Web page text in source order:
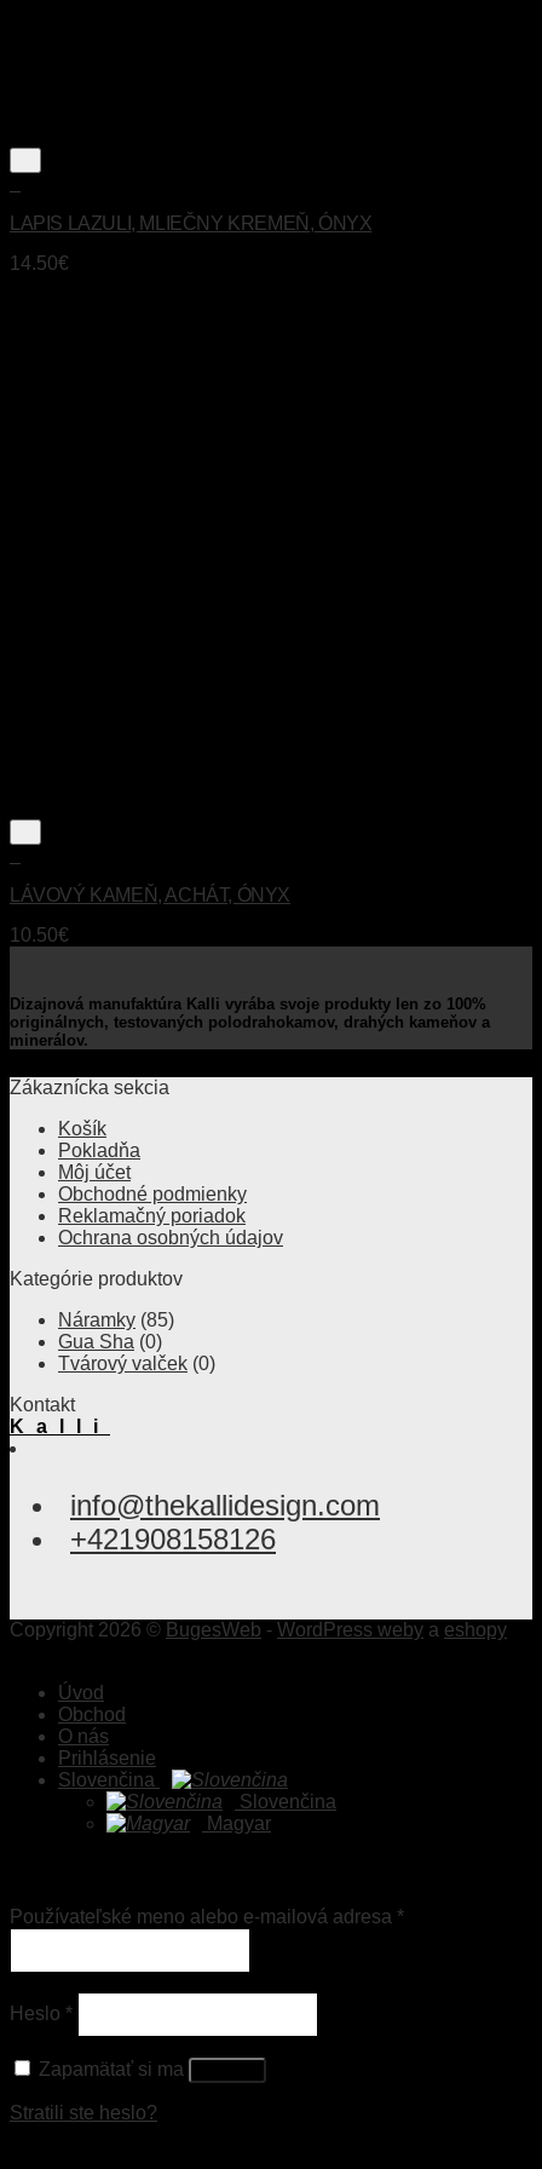
LAPIS LAZULI, MLIEČNY KREMEŇ, ÓNYX
14.50€
LÁVOVÝ KAMEŇ, ACHÁT, ÓNYX
10.50€
Dizajnová manufaktúra Kalli vyrába svoje produkty len zo 100%
originálnych, testovaných polodrahokamov, drahých kameňov a
minerálov.
Zákaznícka sekcia
Košík
Pokladňa
Môj účet
Obchodné podmienky
Reklamačný poriadok
Ochrana osobných údajov
Kategórie produktov
Náramky (85)
Gua Sha (0)
Tvárový valček (0)
Kontakt
Kalli
info@thekallidesign.com
+421908158126
Copyright 2026 © BugesWeb - WordPress weby a eshopy
Úvod
Obchod
O nás
Prihlásenie
Slovenčina
Slovenčina
Magyar
Používateľské meno alebo e-mailová adresa *
Heslo *
Zapamätať si ma
Stratili ste heslo?